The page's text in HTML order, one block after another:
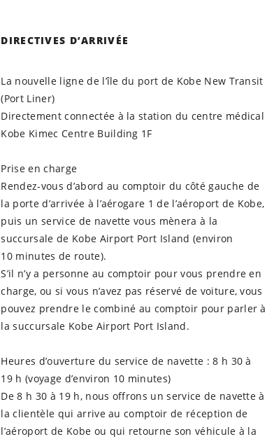
DIRECTIVES D’ARRIVÉE
La nouvelle ligne de l’île du port de Kobe New Transit
(Port Liner)
Directement connectée à la station du centre médical
Kobe Kimec Centre Building 1F
Prise en charge
Rendez-vous d’abord au comptoir du côté gauche de
la porte d’arrivée à l’aérogare 1 de l’aéroport de Kobe,
puis un service de navette vous mènera à la
succursale de Kobe Airport Port Island (environ
10 minutes de route).
S’il n’y a personne au comptoir pour vous prendre en
charge, ou si vous n’avez pas réservé de voiture, vous
pouvez prendre le combiné au comptoir pour parler à
la succursale Kobe Airport Port Island.
Heures d’ouverture du service de navette : 8 h 30 à
19 h (voyage d’environ 10 minutes)
De 8 h 30 à 19 h, nous offrons un service de navette à
la clientèle qui arrive au comptoir de réception de
l’aéroport de Kobe ou qui retourne son véhicule à la